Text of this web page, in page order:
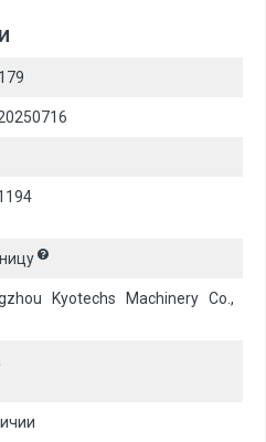
Kyotechs Machinery Co.,